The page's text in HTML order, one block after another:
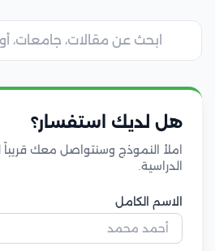
هل لديك استفسار؟
املأ النموذج وسنتواصل معك
الدراسية.
الاسم الكامل